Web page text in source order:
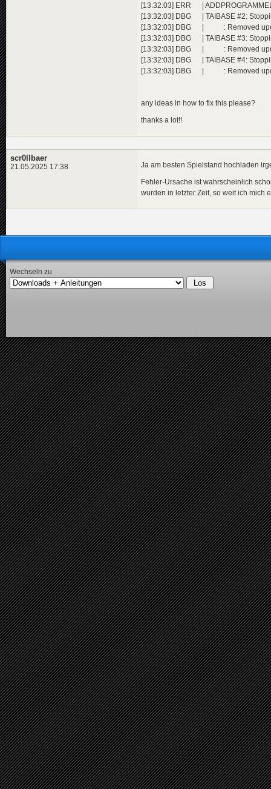
[13:32:03] ERR |
[13:32:03] DBG | TAIBASE #2:
[13:32:03] DBG | : Removed
[13:32:03] DBG | TAIBASE #3:
[13:32:03] DBG | : Removed
[13:32:03] DBG | TAIBASE #4:
[13:32:03] DBG | : Removed
any ideas in how to fix this please?
thanks a lot!!
scr0llbaer
21.05.2025 17:38 Ja am besten Spielstand hochladen
Fehler-Ursache ist wahrscheinlich
wurden in letzter Zeit, so weit ich mich
Wechseln zu